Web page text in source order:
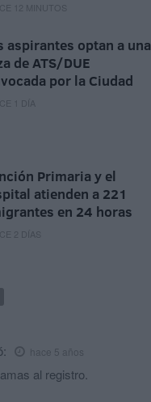
12 MINUTOS
aspirantes optan a una
de ATS/DUE
por la Ciudad
1 DÍA
Primaria y el
atienden a 221
en 24 horas
2 DÍAS
hace 5 años
al registro.